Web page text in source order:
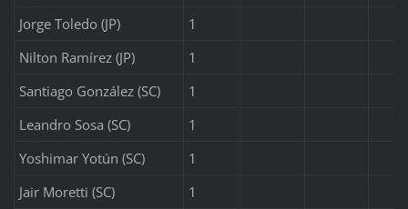
Jorge Toledo (JP)
1
Nilton Ramírez (JP)
1
Santiago González (SC)
1
Leandro Sosa (SC)
1
Yoshimar Yotún (SC)
1
Jair Moretti (SC)
1